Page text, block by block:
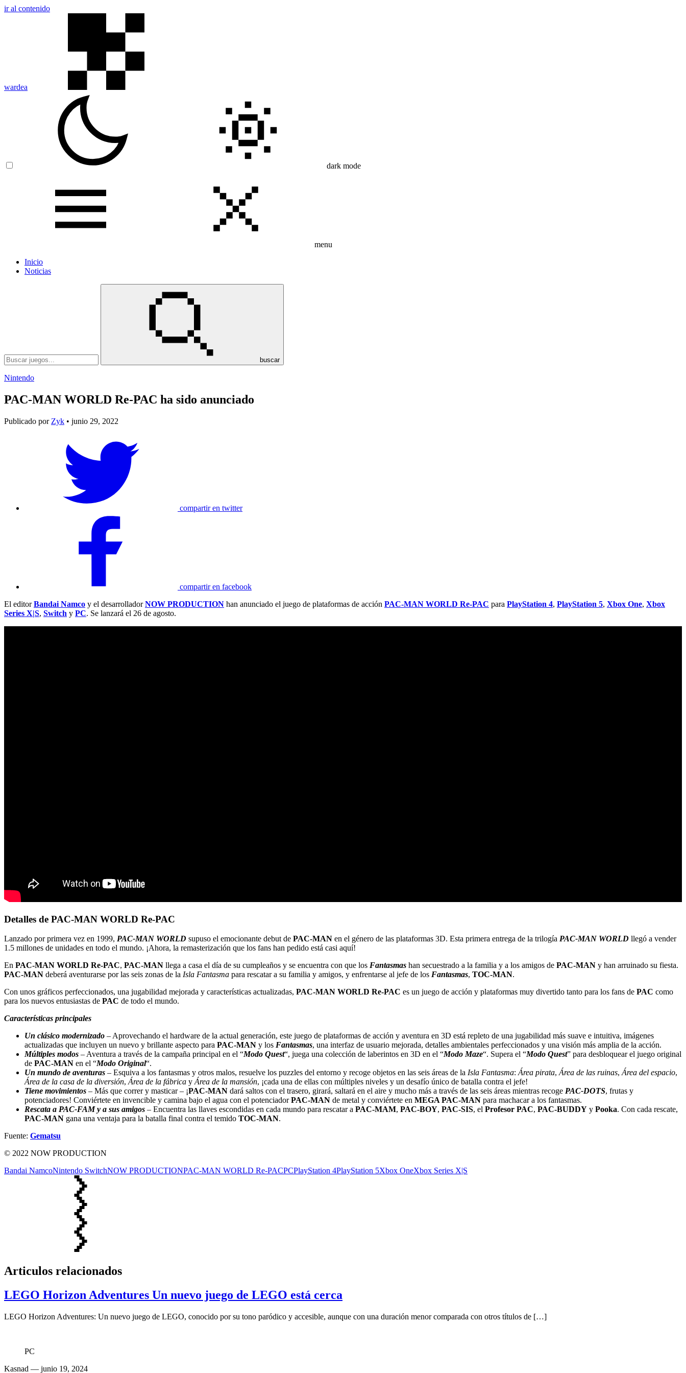
ir al contenido
wardea
dark mode
menu
Inicio
Noticias
buscar
Nintendo
PAC-MAN WORLD Re-PAC ha sido anunciado
Publicado por Zyk • junio 29, 2022
compartir en twitter
compartir en facebook
El editorBandai Namco y el desarrolladorNOW PRODUCTION han anunciado el juego de plataformas de acción PAC-MAN WORLD Re-PAC para PlayStation 4, PlayStation 5, Xbox One, Xbox
Series X|S, Switch y PC. Se lanzará el 26 de agosto.
Detalles de PAC-MAN WORLD Re-PAC
Lanzado por primera vez en 1999, PAC-MAN WORLD supuso el emocionante debut de PAC-MAN en el género de las plataformas 3D. Esta primera entrega de la trilogía PAC-MAN WORLD llegó a vender
1.5 millones de unidades en todo el mundo. ¡Ahora, la remasterización que los fans han pedido está casi aquí!
En PAC-MAN WORLD Re-PAC, PAC-MAN llega a casa el día de su cumpleaños y se encuentra con que los Fantasmas han secuestrado a la familia y a los amigos de PAC-MAN y han arruinado su fiesta.
PAC-MAN deberá aventurarse por las seis zonas de la Isla Fantasma para rescatar a su familia y amigos, y enfrentarse al jefe de los Fantasmas, TOC-MAN.
Con unos gráficos perfeccionados, una jugabilidad mejorada y características actualizadas, PAC-MAN WORLD Re-PAC es un juego de acción y plataformas muy divertido tanto para los fans de PAC como
para los nuevos entusiastas de PAC de todo el mundo.
Características principales
Un clásico modernizado – Aprovechando el hardware de la actual generación, este juego de plataformas de acción y aventura en 3D está repleto de una jugabilidad más suave e intuitiva, imágenes
actualizadas que incluyen un nuevo y brillante aspecto para PAC-MAN y los Fantasmas, una interfaz de usuario mejorada, detalles ambientales perfeccionados y una visión más amplia de la acción.
Múltiples modos – Aventura a través de la campaña principal en el “Modo Quest“, juega una colección de laberintos en 3D en el “Modo Maze“. Supera el “Modo Quest” para desbloquear el juego original
de PAC-MAN en el “Modo Original“.
Un mundo de aventuras – Esquiva a los fantasmas y otros malos, resuelve los puzzles del entorno y recoge objetos en las seis áreas de la Isla Fantasma: Área pirata, Área de las ruinas, Área del espacio,
Área de la casa de la diversión, Área de la fábrica y Área de la mansión, ¡cada una de ellas con múltiples niveles y un desafío único de batalla contra el jefe!
Tiene movimientos – Más que correr y masticar – ¡PAC-MAN dará saltos con el trasero, girará, saltará en el aire y mucho más a través de las seis áreas mientras recoge PAC-DOTS, frutas y
potenciadores! Conviértete en invencible y camina bajo el agua con el potenciadorPAC-MAN de metal y conviértete en MEGA PAC-MAN para machacar a los fantasmas.
Rescata a PAC-FAM y a sus amigos – Encuentra las llaves escondidas en cada mundo para rescatar a PAC-MAM, PAC-BOY, PAC-SIS, el Profesor PAC, PAC-BUDDY y Pooka. Con cada rescate,
PAC-MAN gana una ventaja para la batalla final contra el temido TOC-MAN.
Fuente: Gematsu
© 2022 NOW PRODUCTION
Bandai NamcoNintendo SwitchNOW PRODUCTIONPAC-MAN WORLD Re-PACPCPlayStation 4PlayStation 5Xbox OneXbox Series X|S
Articulos relacionados
LEGO Horizon Adventures Un nuevo juego de LEGO está cerca
LEGO Horizon Adventures: Un nuevo juego de LEGO, conocido por su tono paródico y accesible, aunque con una duración menor comparada con otros títulos de […]
PC
Kasnad — junio 19, 2024